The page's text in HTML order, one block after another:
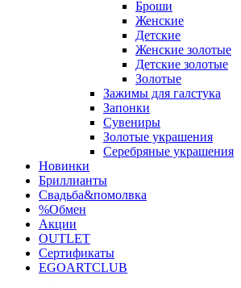
Броши
Женские
Детские
Женские золотые
Детские золотые
Золотые
Зажимы для галстука
Запонки
Сувениры
Золотые украшения
Серебряные украшения
Новинки
Бриллианты
Свадьба&помолвка
%Обмен
Акции
OUTLET
Сертификаты
EGOARTCLUB